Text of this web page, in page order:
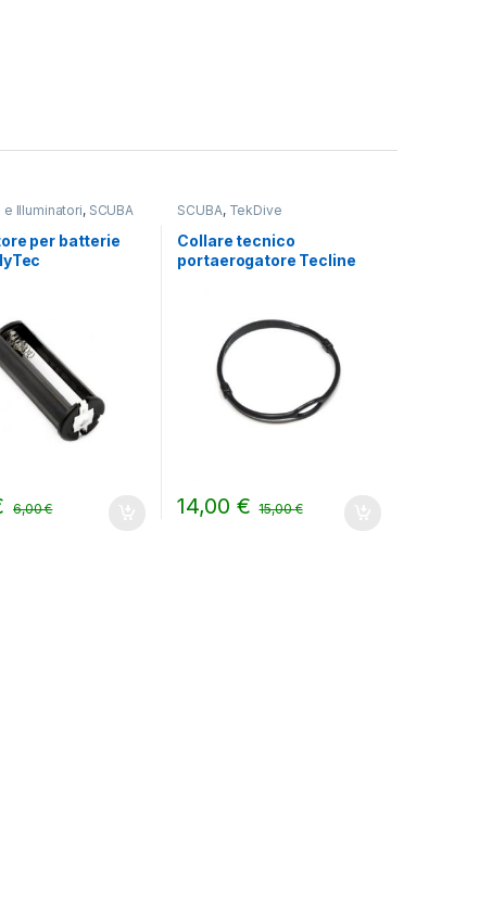
Illuminatori, SCUBA
per batterie
6,00€
SCUBA, TekDive
Collare tecnico
portaerogatore Tecline
14,00 € 15,00€